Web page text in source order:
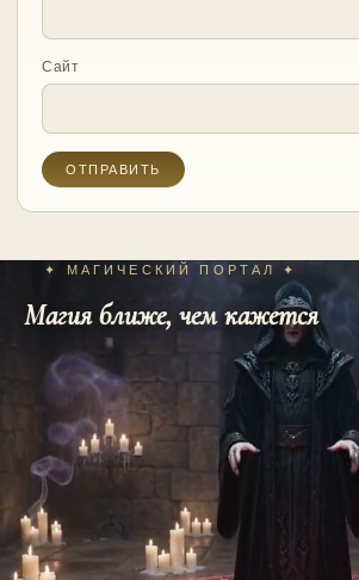
Сайт
✦ МАГИЧЕСКИЙ ПОРТАЛ ✦
Магия ближе, чем кажется